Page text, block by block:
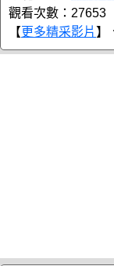
觀看次數：27653
【更多精采影片 】